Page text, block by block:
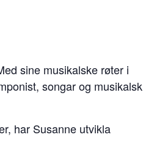
sine musikalske røter i
songar og musikalsk
har Susanne utvikla